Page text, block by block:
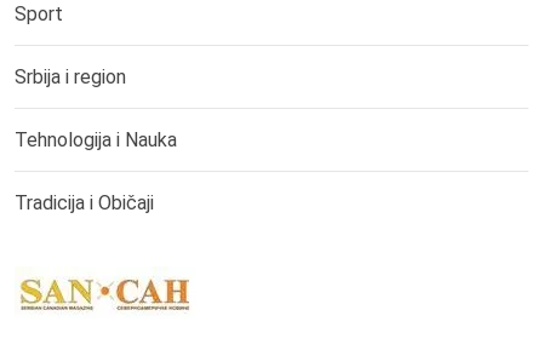
Sport
Srbija i region
Tehnologija i Nauka
Tradicija i Običaji